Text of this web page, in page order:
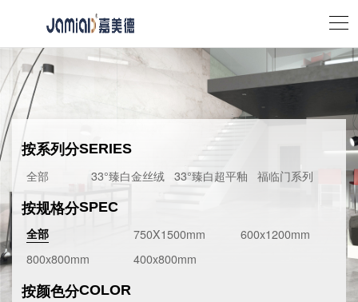
按系列分SERIES
全部
33°臻白金丝绒 33°臻白超平釉 福临门系列
按规格分SPEC
全部 750X1500mm
600x1200mm
800x800mm
400x800mm
按颜色分COLOR